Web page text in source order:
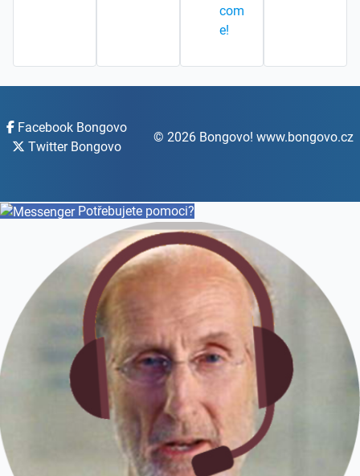
com
e!
Facebook Bongovo
Twitter Bongovo
© 2026 Bongovo! www.bongovo.cz
Potřebujete pomoci?